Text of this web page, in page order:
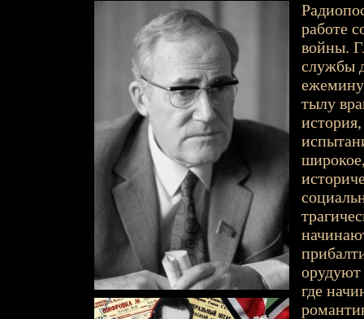
работе
войны.
службы
тылу
орудуют
где